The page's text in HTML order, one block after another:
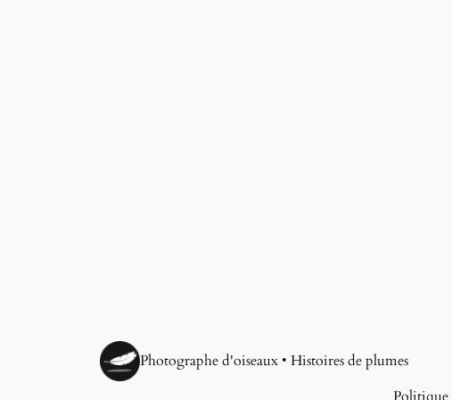
Photographe d'oiseaux • Histoires de plumes